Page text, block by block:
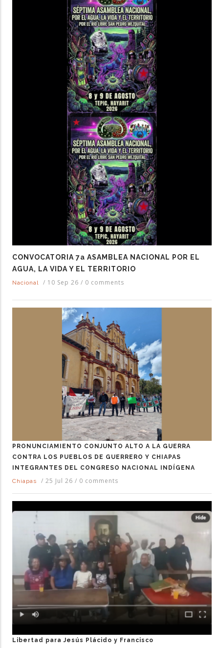
CONVOCATORIA 7a ASAMBLEA NACIONAL POR EL
AGUA, LA VIDA Y EL TERRITORIO
Nacional / 10 Sep 26 / 0 comments
PRONUNCIAMIENTO CONJUNTO ALTO A LA GUERRA
CONTRA LOS PUEBLOS DE GUERRERO Y CHIAPAS
INTEGRANTES DEL CONGRESO NACIONAL INDÍGENA
Chiapas
/ 25 Jul 26 / 0 comments
Libertad para Jesús Plácido y Francisco